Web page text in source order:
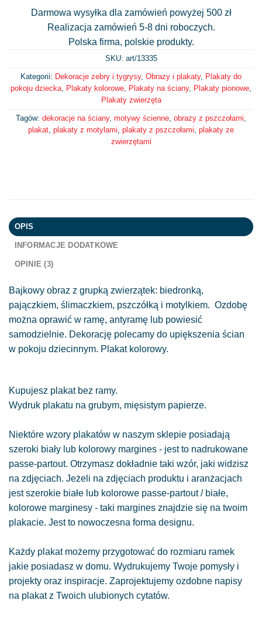
Darmowa wysyłka dla zamówień powyżej 500 zł
Realizacja zamówień 5-8 dni roboczych.
Polska firma, polskie produkty.
SKU: art/13335
Kategorii: Dekoracje zebry i tygrysy, Obrazy i plakaty, Plakaty do
pokoju dziecka
Plakaty kolorowe Plakaty na ściany, Plakaty pionowe
Plakaty zwierzęta
Tagów: dekoracje na ściany, motywy ścienne obrazy z pszczołami
plakat plakaty z motylami plakaty z pszczołami plakaty ze
zwierzętami
OPIS
INFORMACJE DODATKOWE
OPINIE (3)
Bajkowy obraz z grupką zwierzątek: biedronką,
pajączkiem, ślimaczkiem, pszczółką i motylkiem. Ozdobę
można oprawić w ramę, antyramę lub powiesić
samodzielnie. Dekorację polecamy do upiększenia ścian
w pokoju dziecinnym. Plakat kolorowy.
Kupujesz plakat bez ramy.
Wydruk plakatu na grubym, mięsistym papierze.
Niektóre wzory plakatów w naszym sklepie posiadają
szeroki biały lub kolorowy margines - jest to nadrukowane
passe-partout. Otrzymasz dokładnie taki wzór, jaki widzisz
na zdjęciach. Jeżeli na zdjęciach produktu i aranżacjach
jest szerokie białe lub kolorowe passe-partout / białe,
kolorowe marginesy - taki margines znajdzie się na twoim
plakacie. Jest to nowoczesna forma designu.
Każdy plakat możemy przygotować do rozmiaru ramek
jakie posiadasz w domu. Wydrukujemy Twoje pomysły i
projekty oraz inspiracje. Zaprojektujemy ozdobne napisy
na plakat z Twoich ulubionych cytatów.